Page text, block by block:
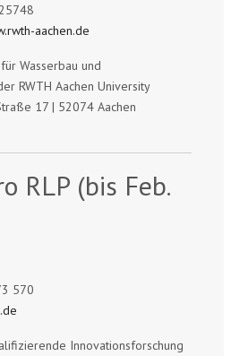
aachen.de
Wasserbau und
RWTH Aachen University
17 | 52074 Aachen
RLP (bis Feb.
570
Innovationsforschung